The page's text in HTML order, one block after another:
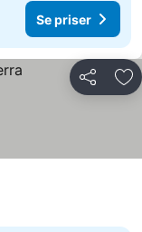
Se priser
Dela